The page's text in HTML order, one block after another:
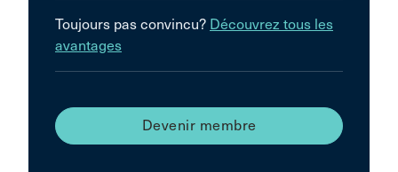
Toujours pas convincu? Découvrez tous les
avantages
Devenir membre